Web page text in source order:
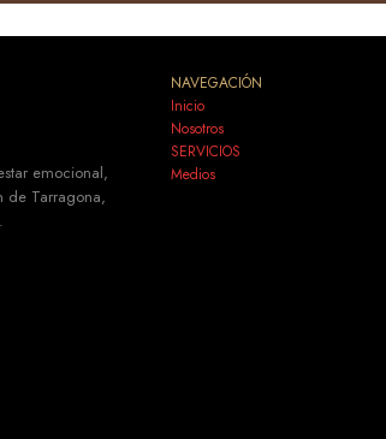
emocional,
de Tarragona,
NAVEGACIÓN
Inicio
Nosotros
SERVICIOS
Medios